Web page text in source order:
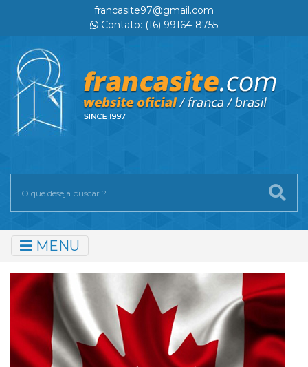
francasite97@gmail.com
Contato: (16) 99164-8755
MENU